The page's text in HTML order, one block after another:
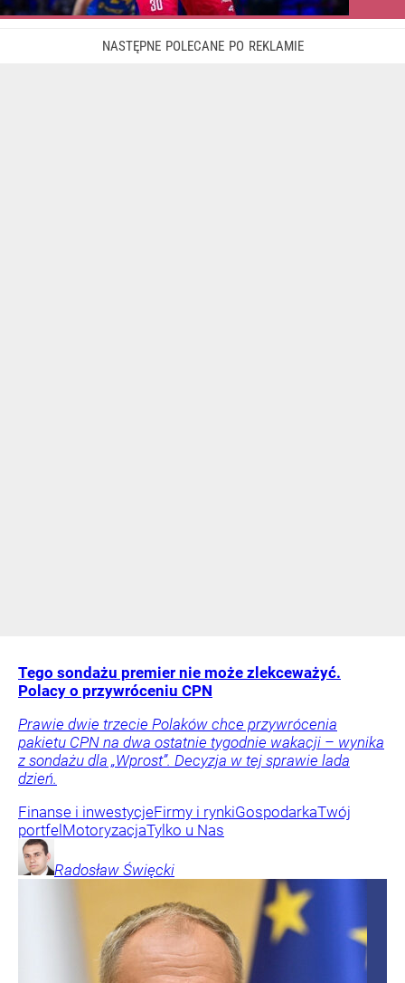
Tego sondażu premier nie może zlekceważyć.
Polacy o przywróceniu CPN
Prawie dwie trzecie Polaków chce przywrócenia
pakietu CPN na dwa ostatnie tygodnie wakacji – wynika
z sondażu dla „Wprost”. Decyzja w tej sprawie lada
dzień.
Finanse i inwestycjeFirmy i rynkiGospodarkaTwój
portfel MotoryzacjaTylko u Nas
Radosław Święcki